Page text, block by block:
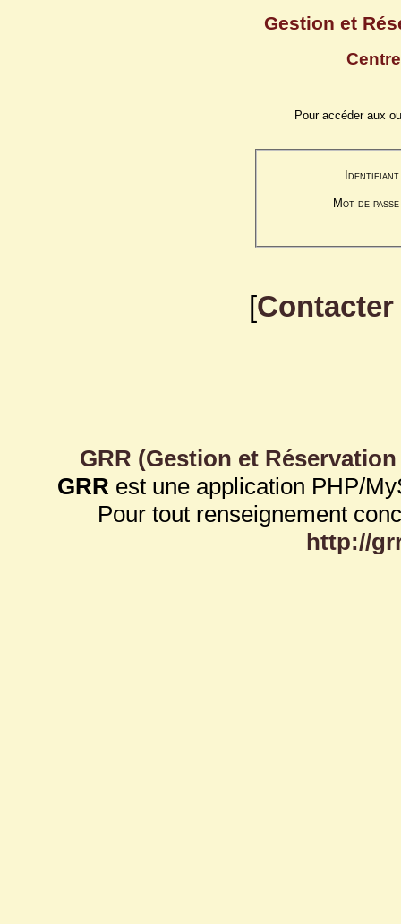
Gestion et
Pour accéder aux
Identifiant
Mot de passe
[
GRR (Gestion et
GRR est une application PHP/
Pour tout renseignement
http://